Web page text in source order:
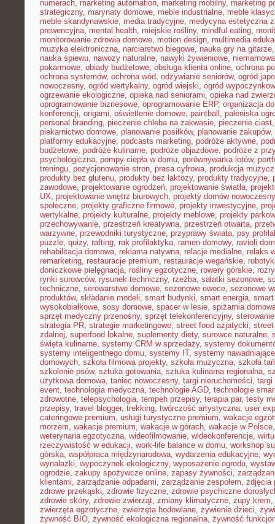
numerach, marketing automation, marketing mobilny, marketing
strategiczny, marynaty domowe, meble industrialne, meble
meble skandynawskie, media tradycyjne, medycyna estetyczna
prewencyjna, mental health, miejskie rośliny, mindful eating,
monitorowanie zdrowia domowe, motion design, multimedia
muzyka elektroniczna, narciarstwo biegowe, nauka gry na gitarze
nauka śpiewu, nawozy naturalne, nawyki żywieniowe,
pokarmowe, obiady budżetowe, obsługa klienta online, ochrona
ochrona systemów, ochrona wód, odżywianie seniorów, ogród
nowoczesny, ogród wertykalny, ogród wiejski, ogród
ogrzewanie ekologiczne, opieka nad seniorami, opieka nad
oprogramowanie biznesowe, oprogramowanie ERP, organizacja
konferencji, origami, oświetlenie domowe, paintball , paleniska
personal branding, pieczenie chleba na zakwasie, pieczenie ciast
piekarnictwo domowe, planowanie posiłków, planowanie zakupów,
platformy edukacyjne, podcasts marketing, podróże aktywne,
budżetowe, podróże kulinarne, podróże objazdowe, podróże z
psychologiczna, pompy ciepła w domu, porównywarka lotów,
treningu, pozycjonowanie stron, prasa cyfrowa, produkcja
produkty bez glutenu, produkty bez laktozy, produkty tradycyjne,
zawodowe, projektowanie ogrodzeń, projektowanie światła,
UX, projektowanie wnętrz biurowych, projekty domów
społeczne, projekty graficzne firmowe, projekty inwestycyjne,
wertykalne, projekty kulturalne, projekty meblowe, projekty
przechowywanie, przestrzeń kreatywna, przestrzeń otwarta,
warzywne, przewodniki turystyczne, przyprawy świata, psy
puzzle, quizy, rafting, rak profilaktyka, ramen domowy, ravioli
rehabilitacja domowa, reklama natywna, relacje medialne, relaks
remarketing, restauracje premium, restauracje wegańskie,
doniczkowe pielęgnacja, rośliny egzotyczne, rowery górskie,
rynki surowców, rysunek techniczny, rzeźba, sałatki sezonowe,
techniczne, serowarstwo domowe, sezonowe owoce, sezonowe
produktów, składanie modeli, smart budynki, smart energia,
wysokobiałkowe, sosy domowe, spacer w lesie, spiżarnia
sprzęt medyczny przenośny, sprzęt telekonferencyjny,
strategia PR, strategie marketingowe, street food azjatycki, street
zdalnej, superfood lokalne, suplementy diety, surowce naturalne,
święta kulinarne, systemy CRM w sprzedaży, systemy
systemy inteligentnego domu, systemy IT, systemy nawadniające
domowych, szkoła filmowa projekty, szkoła muzyczna, szkoła
szkolenie psów, sztuka gotowania, sztuka kulinarna regionalna,
użytkowa domowa, taniec nowoczesny, targi nieruchomości, targi
event, technologia medyczna, technologie AGD, technologie
zdrowotne, telepsychologia, tempeh przepisy, terapia par, testy
przepisy, travel blogger, trekking, twórczość artystyczna, user
cateringowe premium, usługi turystyczne premium, wakacje
morzem, wakacje premium, wakacje w górach, wakacje w Polsce
weterynaria egzotyczna, wideofilmowanie, wideokonferencje,
rzeczywistość w edukacji, work-life balance w domu, workshop
górska, współpraca międzynarodowa, wydarzenia edukacyjne,
wynalazki, wypoczynek ekologiczny, wyposażenie ogrodu,
ogrodzie, zakupy spożywcze online, zapasy żywności,
klientami, zarządzanie odpadami, zarządzanie zespołem, zdjęcia
zdrowe przekąski, zdrowie fizyczne, zdrowie psychiczne
zdrowie skóry, zdrowie zwierząt, zmiany klimatyczne, zupy krem,
zwierzęta egzotyczne, zwierzęta hodowlane, żywienie dzieci,
żywność BIO, żywność ekologiczna regionalna, żywność